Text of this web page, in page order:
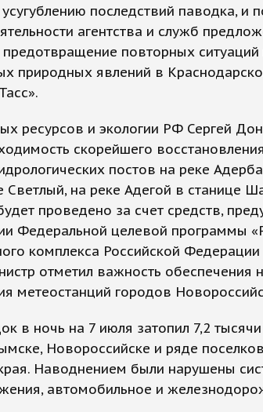
последствий паводка, и
агентства и служб
повторных
природных явлений в
ресурсов и экологии РФ Сергей
скорейшего восстановления
постов на реке
Светлый, на реке Адегой в станице
проведено за счет средств,
Федеральной целевой программы
комплекса Российской
отметил важность обеспечения
метеостанций городов
в ночь на 7 июля затопил 7,2
Новороссийске и ряде
Наводнением были нарушены
автомобильное и